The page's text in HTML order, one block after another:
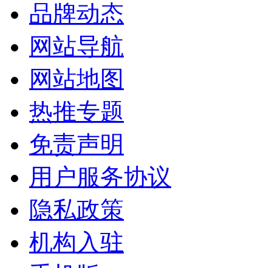
品牌动态
网站导航
网站地图
热推专题
免责声明
用户服务协议
隐私政策
机构入驻